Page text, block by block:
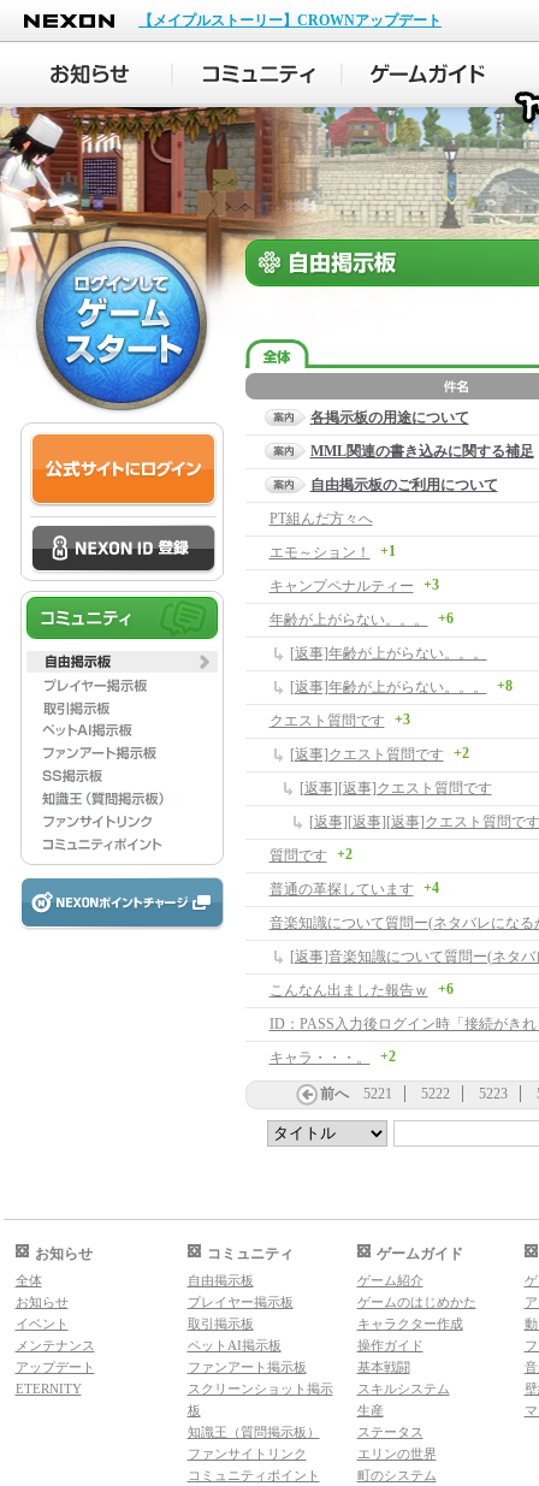
NEXON
【メイプルストーリー】CROWNアップデート
各掲示板の用途について
MML関連の書き込みに関する補足
自由掲示板のご利用について
PT組んだ方々へ
エモ～ション！
+1
キャンプペナルティー +3
年齢が上がらない。。。 +6
[返事]年齢が上がらない。。。
[返事]年齢が上がらない。。。
+8
クエスト質問です +3
[返事]クエスト質問です +2
[返事][返事]クエスト質問です
[返事][返事][返事]クエスト質問です
質問です
+2
普通の革探しています +4
音楽知識について質問ー(ネタバレになる
[返事]音楽知識について質問ー(ネタ
こんなん出ました報告ｗ
+6
ID：PASS入力後ログイン時「接続がき
キャラ・・・。
+2
前へ 5221 5222 5223
お知らせ
全体
お知らせ
イベント
メンテナンス
アップデート
ETERNITY
コミュニティ
自由掲示板
プレイヤー掲示板
取引掲示板
ペットAI掲示板
ファンアート掲示板
スクリーンショット掲示
板
知識王（質問掲示板）
ファンサイトリンク
コミュニティポイント
ゲームガイド
ゲーム紹介
ゲームのはじめかた
キャラクター作成
操作ガイド
基本戦闘
スキルシステム
生産
ステータス
エリンの世界
町のシステム